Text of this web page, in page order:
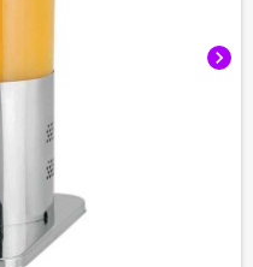
chevron_right